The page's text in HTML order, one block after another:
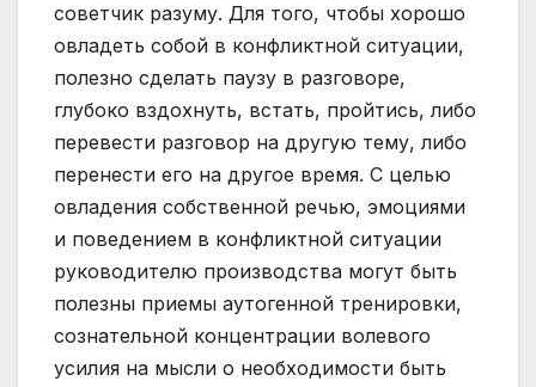
советчик разуму. Для того, чтобы хорошо
овладеть собой в конфликтной ситуации,
полезно сделать паузу в разговоре,
глубоко вздохнуть, встать, пройтись, либо
перевести разговор на другую тему, либо
перенести его на другое время. С целью
овладения собственной речью, эмоциями
и поведением в конфликтной ситуации
руководителю производства могут быть
полезны приемы аутогенной тренировки,
сознательной концентрации волевого
усилия на мысли о необходимости быть